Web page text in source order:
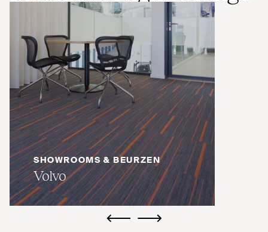
SHOWROOMS & BEURZEN
Volvo
ui.previousui.next